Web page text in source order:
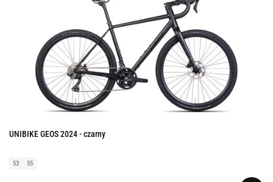
UNIBIKE GEOS 2024 - czarny
53 55